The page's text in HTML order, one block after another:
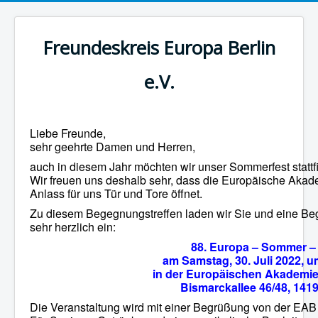
Freundeskreis Europa Berlin
e.V.
Liebe Freunde,
sehr geehrte Damen und Herren,
auch in diesem Jahr möchten wir unser Sommerfest
Wir freuen uns deshalb sehr, dass die Europäische
Anlass für uns Tür und Tore öffnet.
Zu diesem Begegnungstreffen laden wir Sie und eine
sehr herzlich ein:
88. Europa – Sommer
am Samstag, 30. Juli 2022,
in der Europäischen
Bismarckallee 46/48,
Die Veranstaltung wird mit einer Begrüßung von der